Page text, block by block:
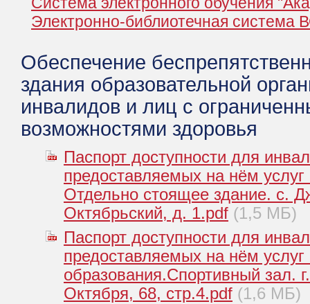
Электронно-библиотечная система
Обеспечение
здания образовательной
инвалидов и лиц с
возможностями здоровья
Паспорт доступности для
предоставляемых на нём
Отдельно стоящее здание. с.
Октябрьский, д. 1.pdf (1,5 МБ)
Паспорт доступности для
предоставляемых на нём
образования.Спортивный зал.
Октября, 68, стр.4.pdf (1,6 МБ)